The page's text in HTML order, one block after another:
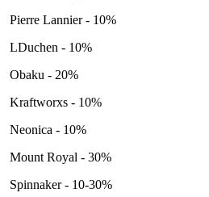
Pierre Lannier - 10%
LDuchen - 10%
Obaku - 20%
Kraftworxs - 10%
Neonica - 10%
Mount Royal - 30%
Spinnaker - 10-30%